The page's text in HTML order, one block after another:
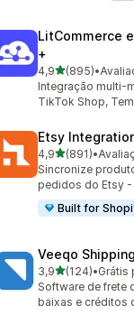
LitCommerce
+
4,9de 5 estrelas
(895)
895 avaliações
•
Integração multi-
TikTok Shop,
Etsy
4,9de 5 estrelas
(891)
891 avaliações
•
Sincronize
pedidos do Etsy
Built for
Veeqo Shipping
3,9de 5 estrelas
(124)
124 avaliações
•Grátis
Software de frete
baixas e créditos